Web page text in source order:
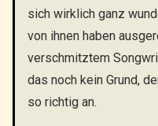
sich wirklich ganz
von ihnen haben
verschmitztem
das noch kein Grund,
so richtig an.